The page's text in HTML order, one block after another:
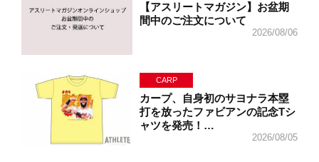
【アスリートマガジン】お盆期
間中のご注文について
2026/08/06
CARP
カープ、自身初のサヨナラ本塁
打を放ったファビアンの記念Tシ
ャツを発売！…
2026/08/05